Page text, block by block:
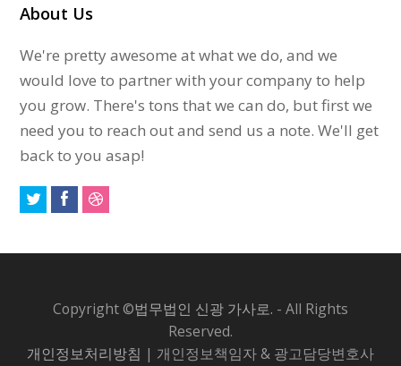
About Us
We're pretty awesome at what we do, and we
would love to partner with your company to help
you grow. There's tons that we can do, but first we
need you to reach out and send us a note. We'll get
back to you asap!
Copyright ©법무법인 신광 가사로. - All Rights
Reserved.
개인정보처리방침 | 개인정보책임자 & 광고담당변호사